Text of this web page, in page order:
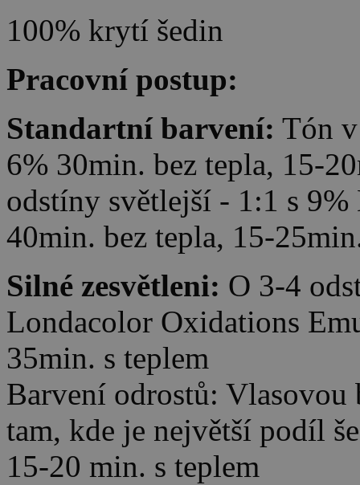
100% krytí šedin
Pracovní postup:
Standartní barvení: Tón
6% 30min. bez tepla, 15-
odstíny světlejší - 1:1 s
40min. bez tepla, 15-
Silné zesvětleni: O 3-4
Londacolor Oxidations
35min. s teplem
Barvení odrostů: Vlasovou
tam, kde je největší podíl
15-20 min. s teplem